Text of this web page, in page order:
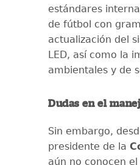
estándares
de fútbol con
actualización del
LED, así como la
ambientales y de
Dudas en el
Sin embargo,
presidente de la
aún no conocen